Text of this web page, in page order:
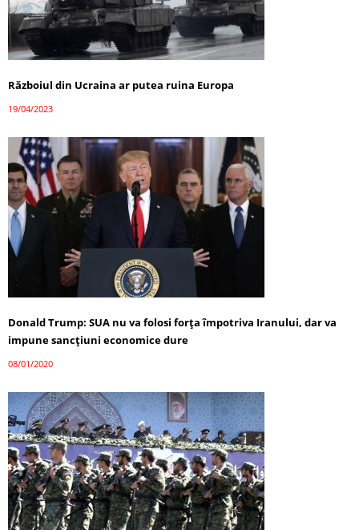
Războiul din Ucraina ar putea ruina Europa
19/04/2023
Donald Trump: SUA nu va folosi forța împotriva Iranului, dar va
impune sancțiuni economice dure
08/01/2020